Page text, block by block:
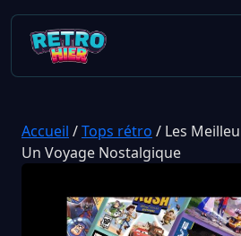
Accueil /Tops rétro / Les
Un Voyage Nostalgique